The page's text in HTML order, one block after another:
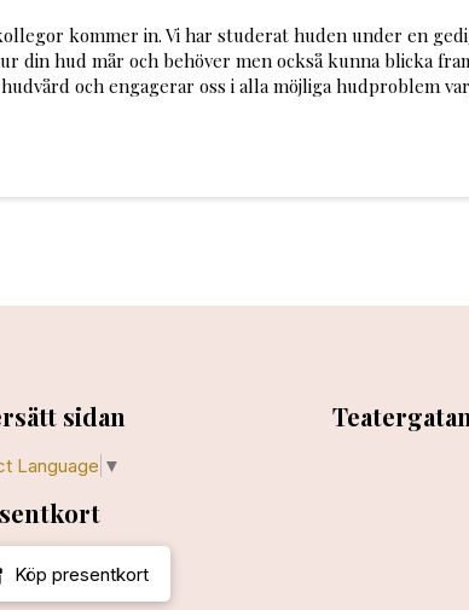
kommer in. Vi har studerat huden under en
din hud mår och behöver men också kunna blicka
och engagerar oss i alla möjliga hudproblem
sidan
Language ▼
Köp presentkort
Teatergatan